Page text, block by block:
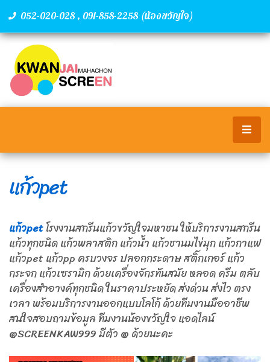
052-020-028 , 091-858-2258 (น้องขวัญใจ)
แก้วpet
แก้วpetโรงงานสกรีนแก้วขวัญใจมหาชน ให้บริการงานสกรีน
แก้วทุกชนิด แก้วพลาสติก แก้วน้ำ แก้วชานมไข่มุก แก้วกาแฟ
แก้วpet แก้วpp ครบวงจร ปลอกกระดาษ สติ๊กเกอร์ แก้ว
กระจก แก้วเซรามิก ด้วยเครื่องจักรทันสมัย หลอด ครีม ตลับ
เครื่องสำอางค์ทุกชนิด ในราคาประหยัด ส่งด่วน ส่งไว ตรง
เวลา พร้อมบริการงานออกแบบโลโก้ ด้วยทีมงานมืออาชีพ
สนใจสอบถามข้อมูล ทีมงานน้องขวัญใจ แอดไลน์
@SCREENKAW999 มีตัว @ ด้วยนะคะ